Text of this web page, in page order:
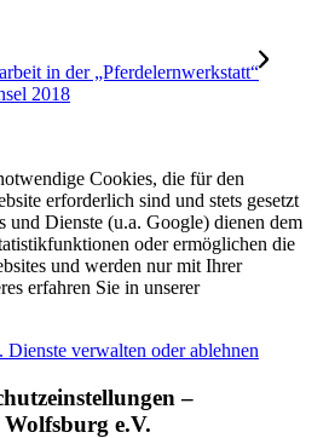
in der „Pferdelernwerkstatt“
2018
Cookies, die für den
erforderlich sind und stets gesetzt
und Dienste (u.a. Google) dienen dem
oder ermöglichen die
und werden nur mit Ihrer
erfahren Sie in unserer
Dienste verwalten oder ablehnen
–
e.V.